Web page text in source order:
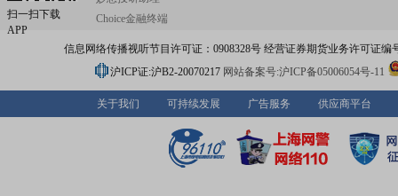
扫一扫下载
APP
Choice金融终端
信息网络传播视听节目许可证：0908328号 经营证券期货业务许可证编
沪ICP证:沪B2-20070217 网站备案号:沪ICP备05006054号-11
关于我们 可持续发展 广告服务 供应商平台